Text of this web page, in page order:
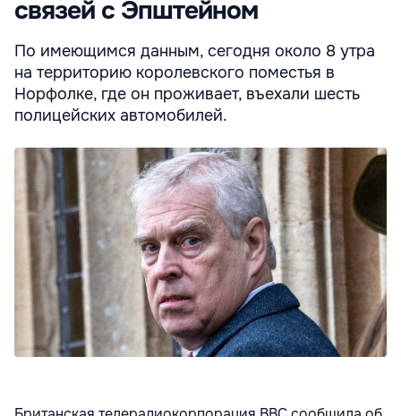
связей с Эпштейном
По имеющимся данным, сегодня около 8 утра
на территорию королевского поместья в
Норфолке, где он проживает, въехали шесть
полицейских автомобилей.